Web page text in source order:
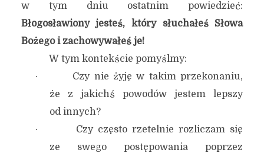
w tym dniu ostatnim powiedzieć:
Błogosławiony jesteś, który słuchałeś Słowa
Bożego i zachowywałeś je!
W tym kontekście pomyślmy:
· Czy nie żyję w takim przekonaniu,
że z jakichś powodów jestem lepszy
od innych?
· Czy często rzetelnie rozliczam się
ze swego postępowania poprzez